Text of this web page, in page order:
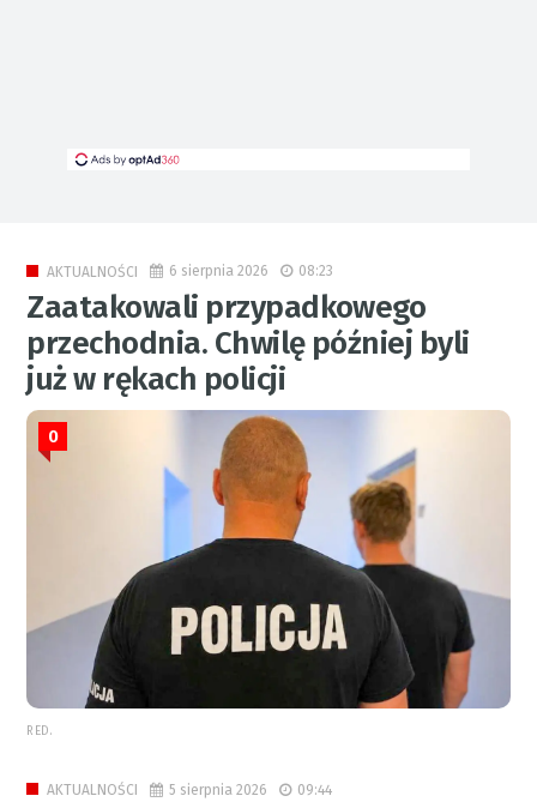
AKTUALNOŚCI 6 sierpnia 2026 08:23
Zaatakowali przypadkowego
przechodnia. Chwilę później byli
już w rękach policji
0
RED.
AKTUALNOŚCI 5 sierpnia 2026 09:44